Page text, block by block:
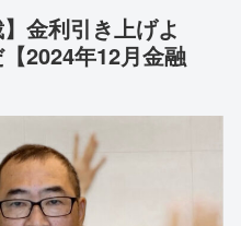
金利引き上げよ
2024年12月金融